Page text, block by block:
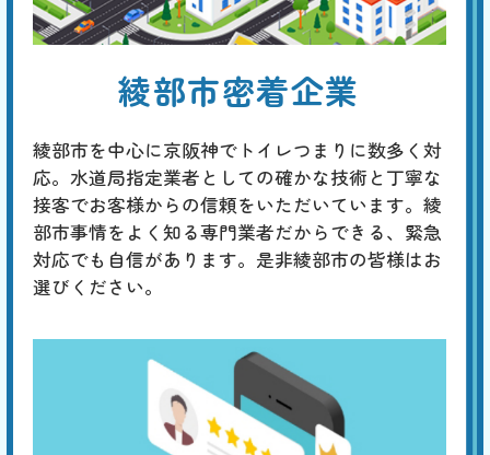
基本料
3,000 円 W
定
割
引
作業費
4,400
合計 4,400 円〜
「チョロチョロ」「カラカラ」「シューシュー」はタンク内の部品の劣
化、「ゴボゴボ」「ゴー」「ブーン」は配管のつまりや劣化、「ゴンゴ
ン」「ガンッ」は水道管内圧力の急激な変化によるウォーターハンマー
現象、「コンコン」「カンカン」は冬場に発生する排水管の膨張などが
原因と考えられます。専門の業者による適切な対策が必要です。
綾部市密着企業
綾部市を中心に京阪神でトイレつまりに数多く対
応。水道局指定業者としての確かな技術と丁寧な
接客でお客様からの信頼をいただいています。綾
部市事情をよく知る専門業者だからできる、緊急
対応でも自信があります。是非綾部市の皆様はお
選びください。